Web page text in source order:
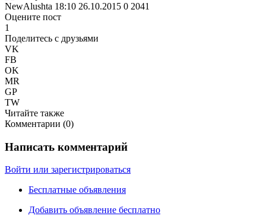
NewAlushta 18:10 26.10.2015 0 2041
Оцените пост
1
Поделитесь с друзьями
VK
FB
OK
MR
GP
TW
Читайте также
Комментарии (0)
Написать комментарий
Войти или зарегистрироваться
Бесплатные объявления
Добавить объявление бесплатно